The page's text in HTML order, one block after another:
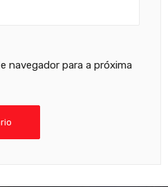
navegador para a próxima